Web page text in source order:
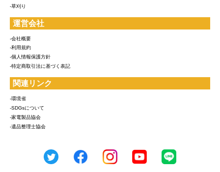
-草刈り
運営会社
-会社概要
-利用規約
-個人情報保護方針
-特定商取引法に基づく表記
関連リンク
-環境省
-SDGsについて
-家電製品協会
-遺品整理士協会